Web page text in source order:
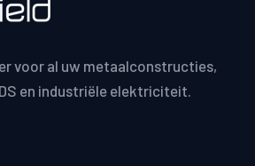
voor al uw metaalconstructies,
en industriële elektriciteit.